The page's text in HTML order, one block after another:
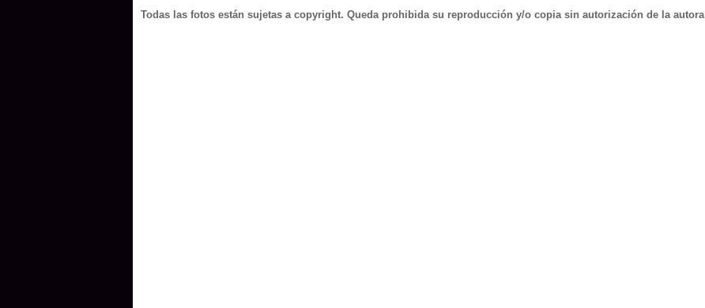
Todas las fotos están sujetas a copyright. Queda prohibida su reproducción y/o copia sin autorización de la autora